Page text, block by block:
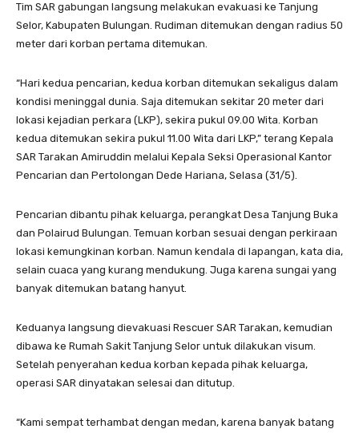
Tim SAR gabungan langsung melakukan evakuasi ke Tanjung
Selor, Kabupaten Bulungan. Rudiman ditemukan dengan radius 50
meter dari korban pertama ditemukan.
“Hari kedua pencarian, kedua korban ditemukan sekaligus dalam
kondisi meninggal dunia. Saja ditemukan sekitar 20 meter dari
lokasi kejadian perkara (LKP), sekira pukul 09.00 Wita. Korban
kedua ditemukan sekira pukul 11.00 Wita dari LKP,” terang Kepala
SAR Tarakan Amiruddin melalui Kepala Seksi Operasional Kantor
Pencarian dan Pertolongan Dede Hariana, Selasa (31/5).
Pencarian dibantu pihak keluarga, perangkat Desa Tanjung Buka
dan Polairud Bulungan. Temuan korban sesuai dengan perkiraan
lokasi kemungkinan korban. Namun kendala di lapangan, kata dia,
selain cuaca yang kurang mendukung. Juga karena sungai yang
banyak ditemukan batang hanyut.
Keduanya langsung dievakuasi Rescuer SAR Tarakan, kemudian
dibawa ke Rumah Sakit Tanjung Selor untuk dilakukan visum.
Setelah penyerahan kedua korban kepada pihak keluarga,
operasi SAR dinyatakan selesai dan ditutup.
“Kami sempat terhambat dengan medan, karena banyak batang